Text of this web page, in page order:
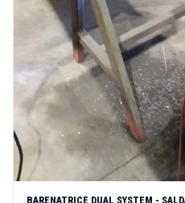
BARENATRICE DUAL SYSTEM -